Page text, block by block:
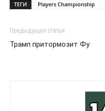
ТЕГИ
Players Championship
Предыдущая статья
Трамп притормозит Фу